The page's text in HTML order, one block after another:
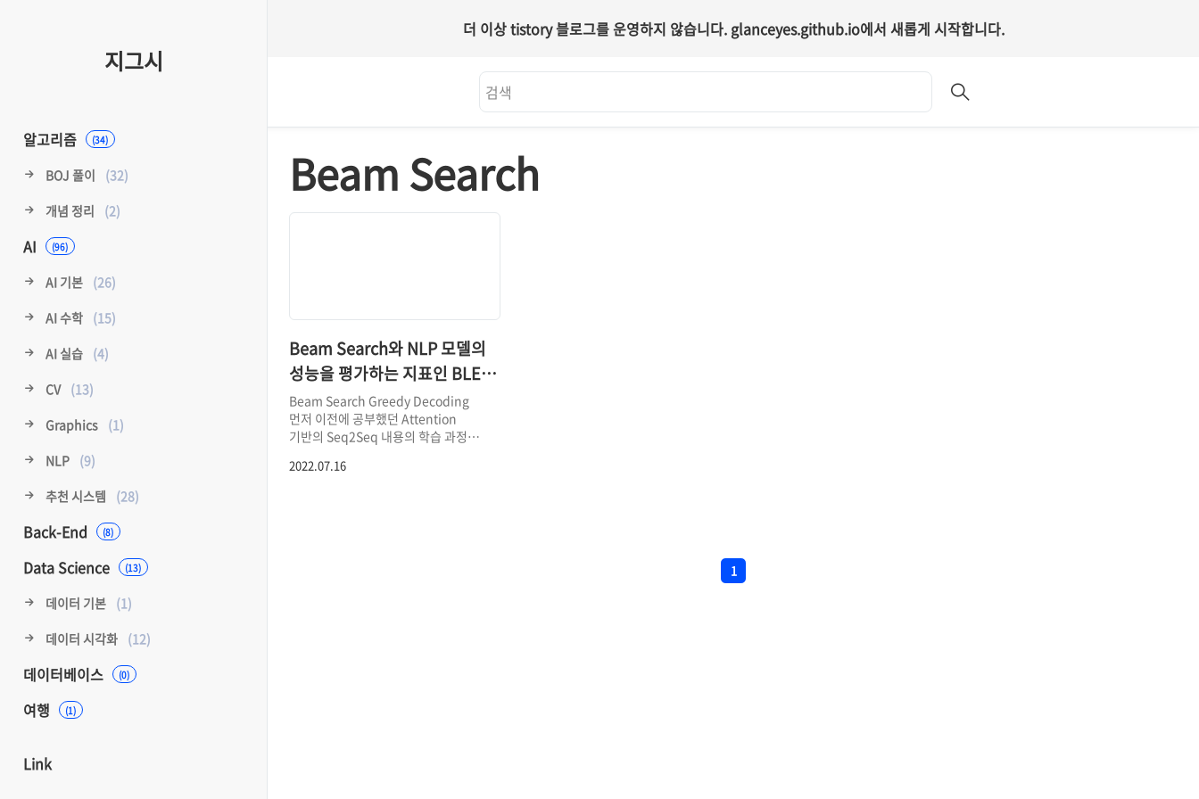
더 이상 tistory 블로그를 운영하지 않습니다. glanceyes.github.io에서 새롭게 시작합니다.
지그시
알고리즘 (34)
BOJ 풀이
(32)
개념 정리
(2)
AI (96)
AI 기본 (26)
AI 수학 (15)
AI 실습 (4)
CV (13)
Graphics (1)
NLP (9)
추천 시스템
(28)
Back-End (8)
Data Science (13)
데이터 기본 (1)
데이터 시각화 (12)
데이터베이스 (0)
여행 (1)
Link
Beam Search
Beam Search와 NLP 모델의
성능을 평가하는 지표인 BLEU
Score
Beam Search Greedy Decoding
먼저 이전에 공부했던 Attention
기반의 Seq2Seq 내용의 학습 과정을
Attention Attention 기법을 사용한
2022.07.16
1